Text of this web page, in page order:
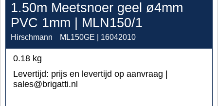
1.50m Meetsnoer geel ø4mm
PVC 1mm | MLN150/1
Hirschmann ML150GE | 16042010
0.18 kg
Levertijd: prijs en levertijd op aanvraag |
sales@brigatti.nl